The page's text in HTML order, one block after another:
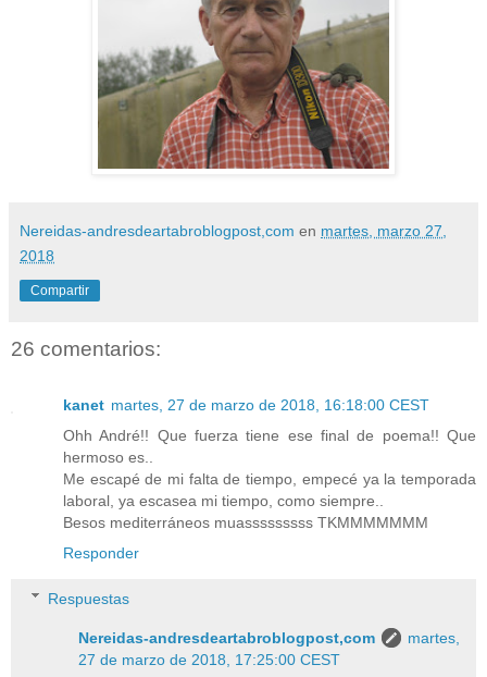
Nereidas-andresdeartabroblogpost,com en martes, marzo 27,
2018
Compartir
26 comentarios:
kanet martes, 27 de marzo de 2018, 16:18:00 CEST
Ohh André!! Que fuerza tiene ese final de poema!! Que
hermoso es..
Me escapé de mi falta de tiempo, empecé ya la temporada
laboral, ya escasea mi tiempo, como siempre..
Besos mediterráneos muasssssssss TKMMMMMMM
Responder
Respuestas
Nereidas-andresdeartabroblogpost,com
martes,
27 de marzo de 2018, 17:25:00 CEST